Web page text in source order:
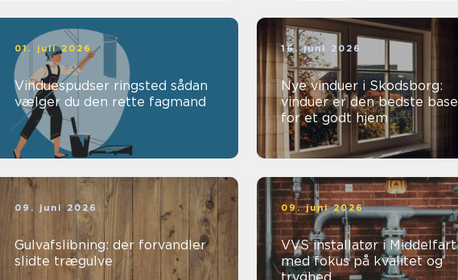
01. juli 2026
Vinduespudser ringsted sådan
vælger du den rette fagmand
16. juni 2026
Nye vinduer i Skodsborg:
vinduer er den bedste base
for et godt hjem
09. juni 2026
Gulvafslibning: der forvandler
slidte trægulve
09. juni 2026
VVS installatør i Middelfart
med fokus på kvalitet og
tryghed